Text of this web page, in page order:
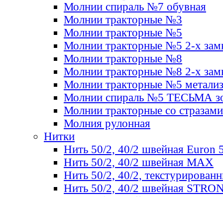
Молнии спираль №7 обувная
Молнии тракторные №3
Молнии тракторные №5
Молнии тракторные №5 2-х
Молнии тракторные №8
Молнии тракторные №8 2-х
Молнии тракторные №5
Молнии спираль №5 ТЕСЬМА
Молнии тракторные со стразами
Молния рулонная
Нитки
Нить 50/2, 40/2 швейная Euron
Нить 50/2, 40/2 швейная МАХ
Нить 50/2, 40/2,
Нить 50/2, 40/2 швейная